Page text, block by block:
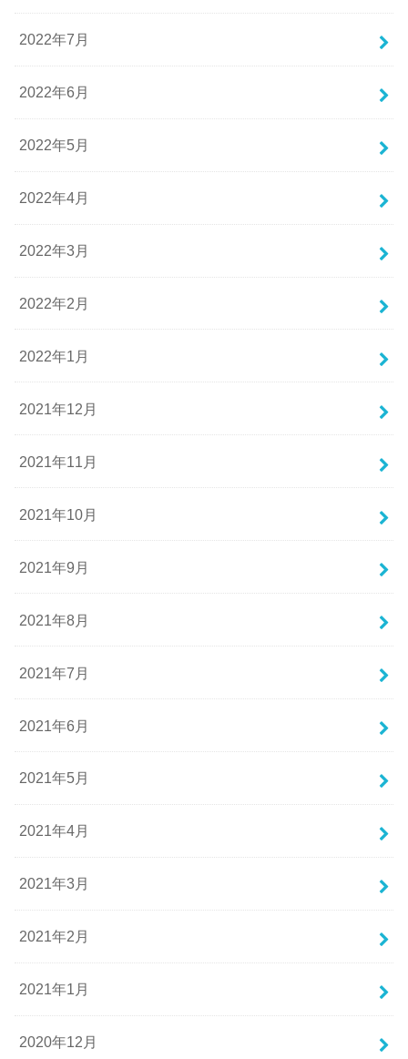
2022年7月
2022年6月
2022年5月
2022年4月
2022年3月
2022年2月
2022年1月
2021年12月
2021年11月
2021年10月
2021年9月
2021年8月
2021年7月
2021年6月
2021年5月
2021年4月
2021年3月
2021年2月
2021年1月
2020年12月